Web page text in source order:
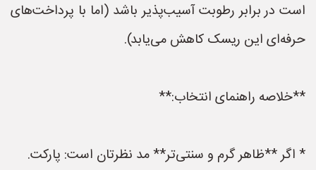
است در برابر رطوبت آسیب‌پذیر باشد (اما با پرداخت‌های
حرفه‌ای این ریسک کاهش می‌یابد).
**خلاصه راهنمای انتخاب:**
* اگر **ظاهر گرم و سنتی‌تر** مد نظرتان است: پارکت.